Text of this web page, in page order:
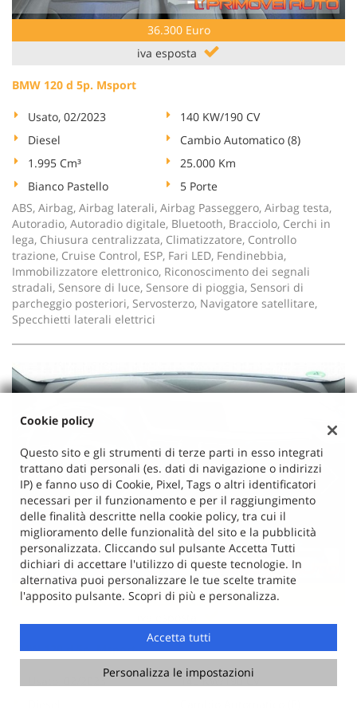
36.300 Euro
iva esposta
BMW 120 d 5p. Msport
Usato, 02/2023
140 KW/190 CV
Diesel
Cambio Automatico (8)
1.995 Cm³
25.000 Km
Bianco Pastello
5 Porte
ABS, Airbag, Airbag laterali, Airbag Passeggero, Airbag testa,
Autoradio, Autoradio digitale, Bluetooth, Bracciolo, Cerchi in
lega, Chiusura centralizzata, Climatizzatore, Controllo
trazione, Cruise Control, ESP, Fari LED, Fendinebbia,
Immobilizzatore elettronico, Riconoscimento dei segnali
stradali, Sensore di luce, Sensore di pioggia, Sensori di
parcheggio posteriori, Servosterzo, Navigatore satellitare,
Specchietti laterali elettrici
36.300 Euro
BMW 120 d 5p. Msport
Usato, 02/2023
140 KW/190 CV
Cookie policy
Questo sito e gli strumenti di terze parti in esso integrati
trattano dati personali (es. dati di navigazione o indirizzi
IP) e fanno uso di Cookie, Pixel, Tags o altri identificatori
necessari per il funzionamento e per il raggiungimento
delle finalità descritte nella cookie policy, tra cui il
miglioramento delle funzionalità del sito e la pubblicità
personalizzata. Cliccando sul pulsante Accetta Tutti
dichiari di accettare l'utilizzo di queste tecnologie. In
alternativa puoi personalizzare le tue scelte tramite
l'apposito pulsante. Scopri di più e personalizza.
Accetta tutti
Personalizza le impostazioni